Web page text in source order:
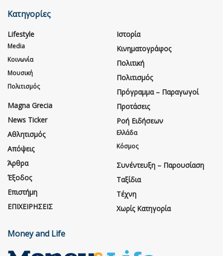
Κατηγορίες
Lifestyle
Media
Κοινωνία
Μουσική
Πολιτισμός
Magna Grecia
News Ticker
Αθλητισμός
Απόψεις
Άρθρα
Έξοδος
Επιστήμη
ΕΠΙΧΕΙΡΗΣΕΙΣ
Ιστορία
Κινηματογράφος
Πολιτική
Πολιτισμός
Πρόγραμμα – Παραγωγοί
Προτάσεις
Ροή Ειδήσεων
Ελλάδα
Κόσμος
Συνέντευξη – Παρουσίαση
Ταξίδια
Τέχνη
Χωρίς Κατηγορία
Money and Life